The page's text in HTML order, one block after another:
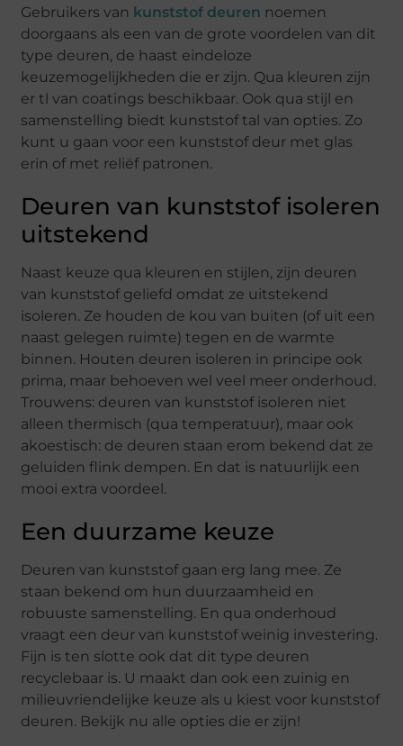
Gebruikers van kunststof deuren noemen
doorgaans als een van de grote voordelen van dit
type deuren, de haast eindeloze
keuzemogelijkheden die er zijn. Qua kleuren zijn
er tl van coatings beschikbaar. Ook qua stijl en
samenstelling biedt kunststof tal van opties. Zo
kunt u gaan voor een kunststof deur met glas
erin of met reliëf patronen.
Deuren van kunststof isoleren
uitstekend
Naast keuze qua kleuren en stijlen, zijn deuren
van kunststof geliefd omdat ze uitstekend
isoleren. Ze houden de kou van buiten (of uit een
naast gelegen ruimte) tegen en de warmte
binnen. Houten deuren isoleren in principe ook
prima, maar behoeven wel veel meer onderhoud.
Trouwens: deuren van kunststof isoleren niet
alleen thermisch (qua temperatuur), maar ook
akoestisch: de deuren staan erom bekend dat ze
geluiden flink dempen. En dat is natuurlijk een
mooi extra voordeel.
Een duurzame keuze
Deuren van kunststof gaan erg lang mee. Ze
staan bekend om hun duurzaamheid en
robuuste samenstelling. En qua onderhoud
vraagt een deur van kunststof weinig investering.
Fijn is ten slotte ook dat dit type deuren
recyclebaar is. U maakt dan ook een zuinig en
milieuvriendelijke keuze als u kiest voor kunststof
deuren. Bekijk nu alle opties die er zijn!